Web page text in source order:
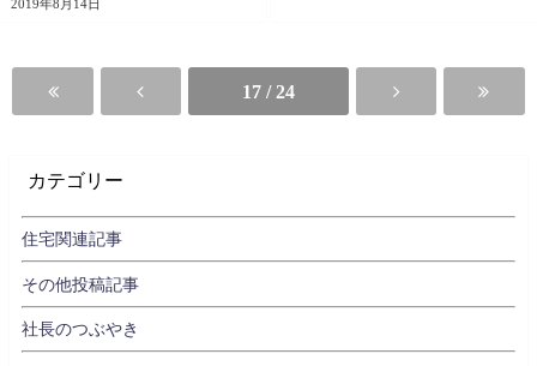
2019年8月14日
17 / 24
カテゴリー
住宅関連記事
その他投稿記事
社長のつぶやき